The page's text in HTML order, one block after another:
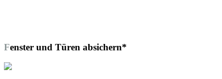
Fenster und Türen absichern*